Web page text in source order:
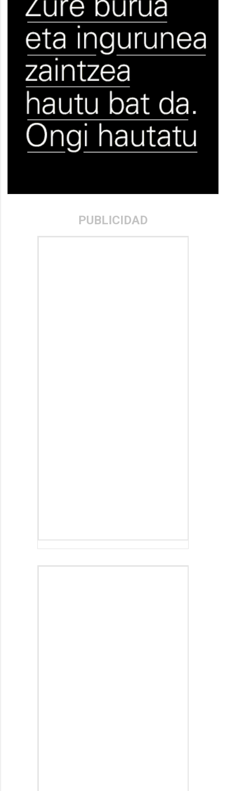
PUBLICIDAD